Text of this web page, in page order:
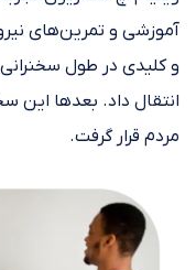
انتقال داد. بعد‌ها این
مردم قرار گرفت.